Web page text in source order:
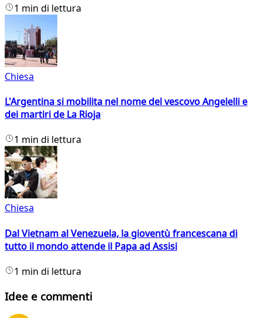
1 min di lettura
Chiesa
L'Argentina si mobilita nel nome del vescovo Angelelli e
dei martiri de La Rioja
1 min di lettura
Chiesa
Dal Vietnam al Venezuela, la gioventù francescana di
tutto il mondo attende il Papa ad Assisi
1 min di lettura
Idee e commenti